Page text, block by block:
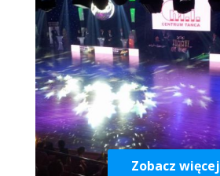
Zobacz więcej